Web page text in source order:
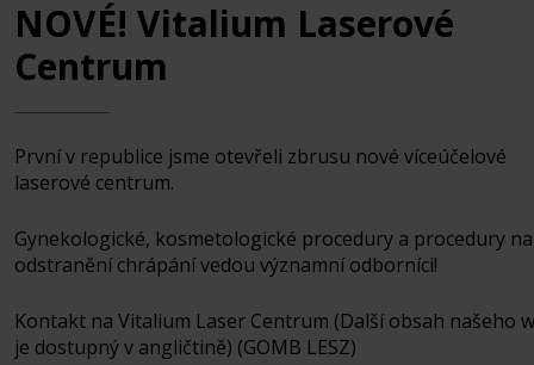
NOVÉ! Vitalium Laserové
Centrum
První v republice jsme otevřeli zbrusu nové víceúčelové
laserové centrum.
Gynekologické, kosmetologické procedury a procedury na
odstranění chrápání vedou významní odborníci!
Kontakt na Vitalium Laser Centrum (Další obsah našeho
je dostupný v angličtině) (GOMB LESZ)